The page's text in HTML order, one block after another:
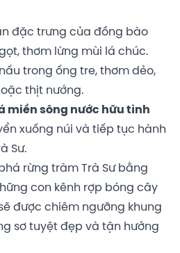
đặc trưng của đồng bào
thơm lừng mùi lá chúc.
trong ống tre, thơm dẻo,
thịt nướng.
miền sông nước hữu tình
xuống núi và tiếp tục hành
Sư.
rừng tràm Trà Sư bằng
con kênh rợp bóng cây
được chiêm ngưỡng khung
sơ tuyệt đẹp và tận hưởng